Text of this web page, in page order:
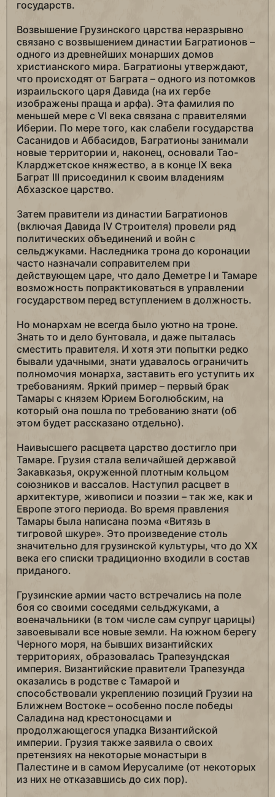
государств.
Возвышение Грузинского царства неразрывно
связано с возвышением династии Багратионов –
одного из древнейших монарших домов
христианского мира. Багратионы утверждают,
что происходят от Баграта – одного из потомков
израильского царя Давида (на их гербе
изображены праща и арфа). Эта фамилия по
меньшей мере с VI века связана с правителями
Иберии. По мере того, как слабели государства
Сасанидов и Аббасидов, Багратионы занимали
новые территории и, наконец, основали Тао-
Кларджетское княжество, а в конце IX века
Баграт III присоединил к своим владениям
Абхазское царство.
Затем правители из династии Багратионов
(включая Давида IV Строителя) провели ряд
политических объединений и войн с
сельджуками. Наследника трона до коронации
часто назначали соправителем при
действующем царе, что дало Деметре I и Тамаре
возможность попрактиковаться в управлении
государством перед вступлением в должность.
Но монархам не всегда было уютно на троне.
Знать то и дело бунтовала, и даже пыталась
сместить правителя. И хотя эти попытки редко
бывали удачными, знати удавалось ограничить
полномочия монарха, заставить его уступить их
требованиям. Яркий пример – первый брак
Тамары с князем Юрием Боголюбским, на
который она пошла по требованию знати (об
этом будет рассказано отдельно).
Наивысшего расцвета царство достигло при
Тамаре. Грузия стала величайшей державой
Закавказья, окруженной плотным кольцом
союзников и вассалов. Наступил расцвет в
архитектуре, живописи и поэзии – так же, как и
Европе этого периода. Во время правления
Тамары была написана поэма «Витязь в
тигровой шкуре». Это произведение столь
значительно для грузинской культуры, что до XX
века его списки традиционно входили в состав
приданого.
Грузинские армии часто встречались на поле
боя со своими соседями сельджуками, а
военачальники (в том числе сам супруг царицы)
завоевывали все новые земли. На южном берегу
Черного моря, на бывших византийских
территориях, образовалась Трапезундская
империя. Византийские правители Трапезунда
оказались в родстве с Тамарой и
способствовали укреплению позиций Грузии на
Ближнем Востоке – особенно после победы
Саладина над крестоносцами и
продолжающегося упадка Византийской
империи. Грузия также заявила о своих
претензиях на некоторые монастыри в
Палестине и в самом Иерусалиме (от некоторых
из них не отказавшись до сих пор).